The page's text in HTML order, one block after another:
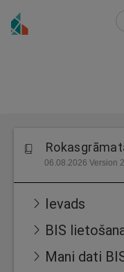
06.08.2026 Version
Ievads
BIS
Mani dati